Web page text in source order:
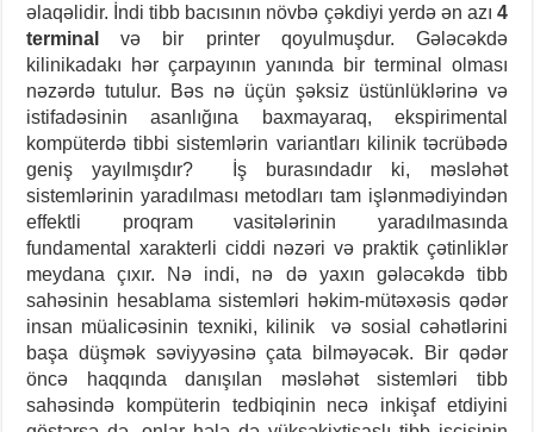
əlaqəlidir. İndi tibb bacısının növbə çəkdiyi yerdə ən azı 4
terminal
və bir printer qoyulmuşdur. Gələcəkdə
kilinikadakı hər çarpayının yanında bir terminal olması
nəzərdə tutulur. Bəs nə üçün şəksiz üstünlüklərinə və
istifadəsinin asanlığına baxmayaraq, ekspirimental
kompüterdə tibbi sistemlərin variantları kilinik təcrübədə
geniş yayılmışdır? İş burasındadır ki, məsləhət
sistemlərinin yaradılması metodları tam işlənmədiyindən
effektli proqram vasitələrinin yaradılmasında
fundamental xarakterli ciddi nəzəri və praktik çətinliklər
meydana çıxır. Nə indi, nə də yaxın gələcəkdə tibb
sahəsinin hesablama sistemləri həkim-mütəxəsis qədər
insan müalicəsinin texniki, kilinik və sosial cəhətlərini
başa düşmək səviyyəsinə çata bilməyəcək. Bir qədər
öncə haqqında danışılan məsləhət sistemləri tibb
sahəsində kompüterin tedbiqinin necə inkişaf etdiyini